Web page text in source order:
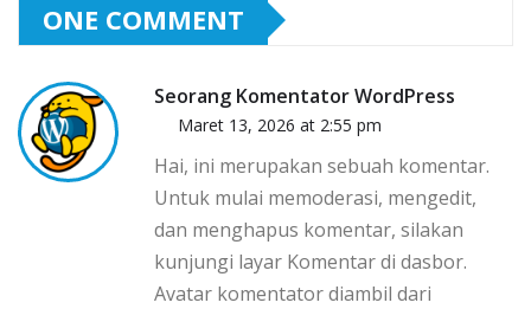
ONE COMMENT
Seorang Komentator WordPress
Maret 13, 2026 at 2:55 pm
Hai, ini merupakan sebuah komentar.
Untuk mulai memoderasi, mengedit,
dan menghapus komentar, silakan
kunjungi layar Komentar di dasbor.
Avatar komentator diambil dari